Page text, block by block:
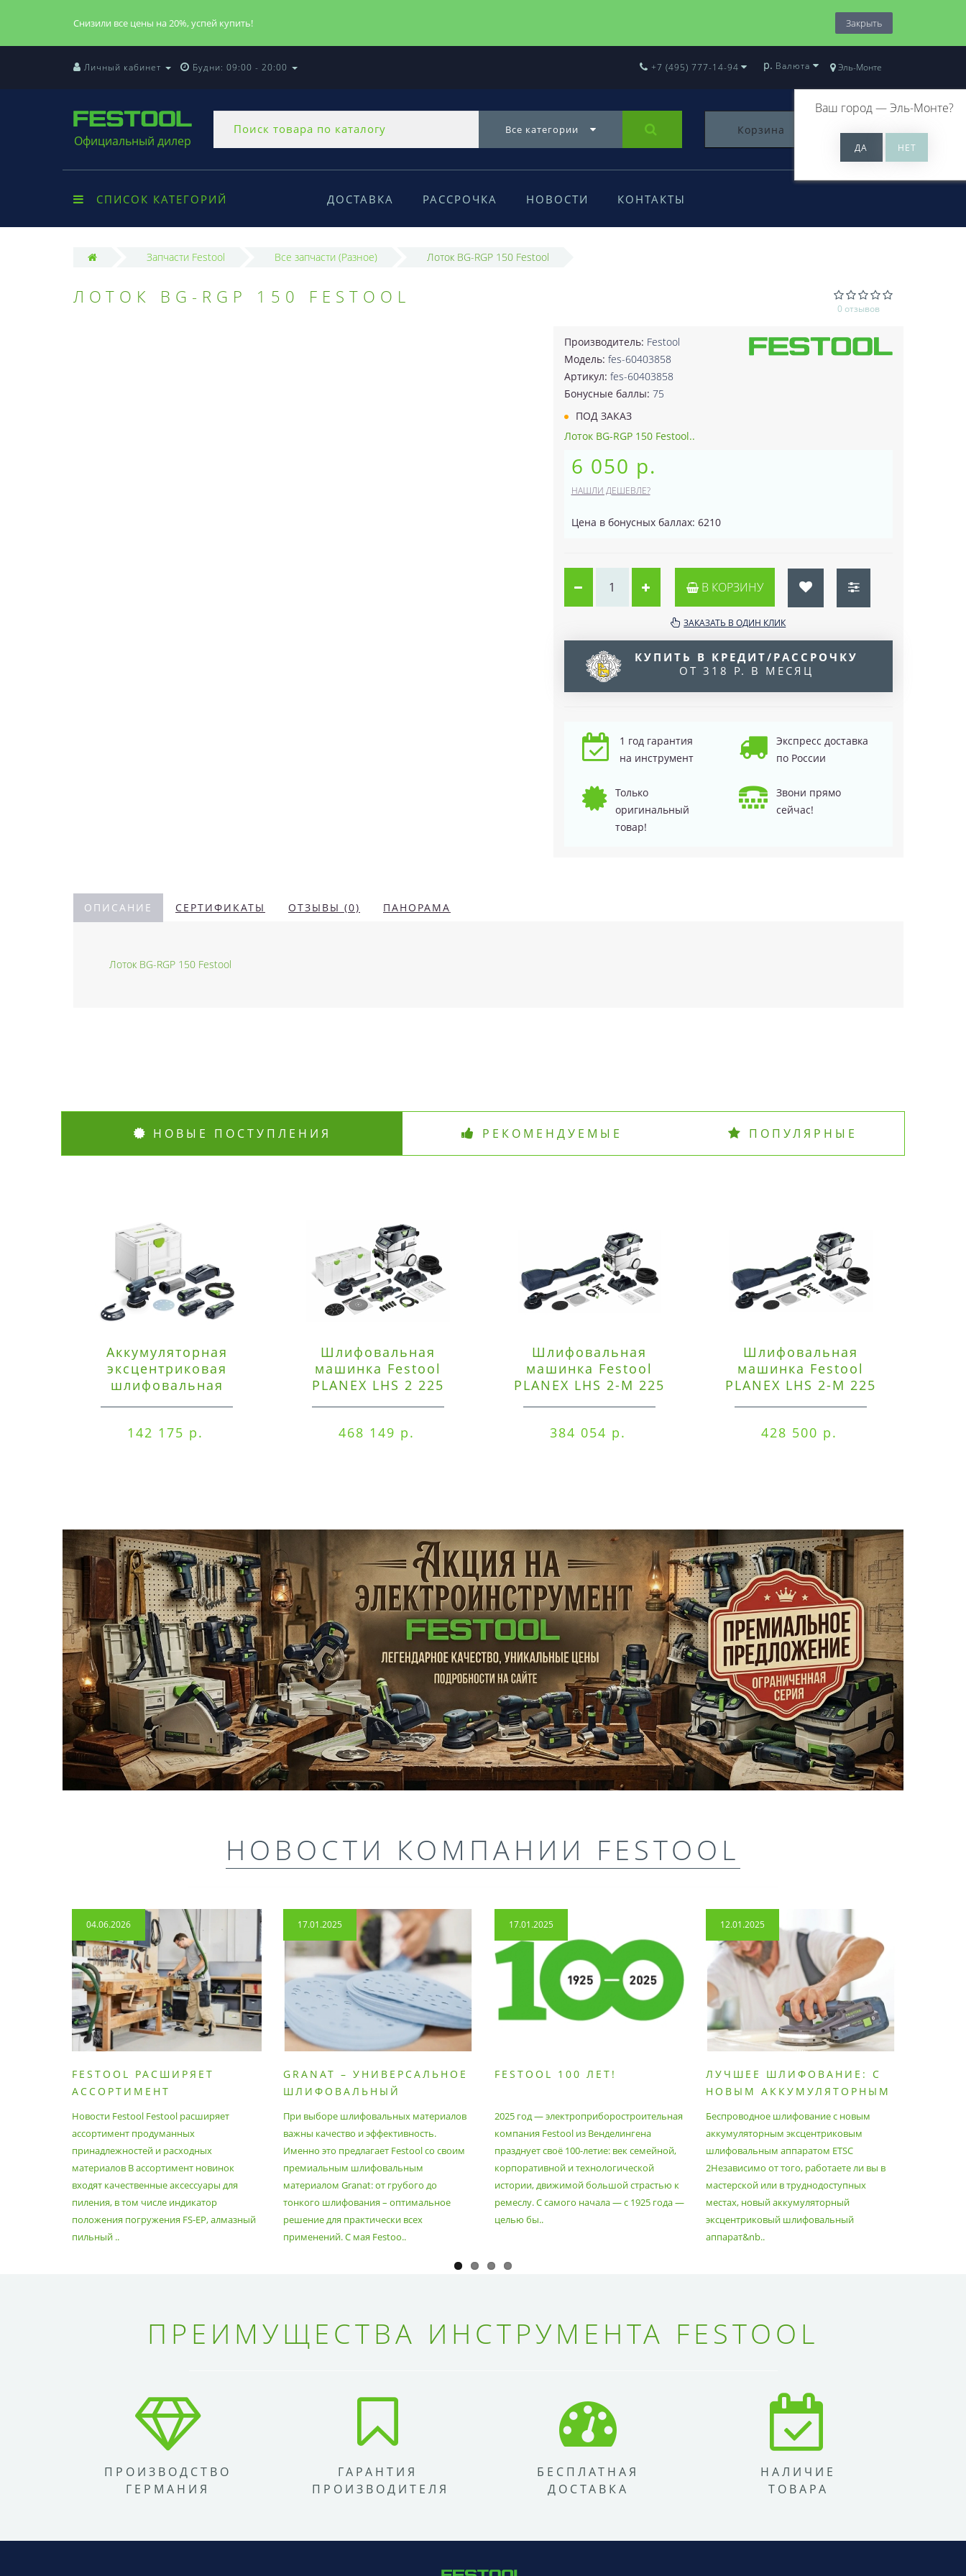
Снизили все цены на 20%, успей купить! Закрыть
Личный кабинет Будни: 09:00 - 20:00 Эль-Монте
Ваш город —Эль-Монте?
+7 (495) 777-14-94 р. Валюта
Официальный дилер
Все категории Корзина 0
СПИСОК КАТЕГОРИЙ ДОСТАВКА РАССРОЧКА НОВОСТИ КОНТАКТЫ
Запчасти Festool Все запчасти (Разное) Лоток BG-RGP 150 Festool
ЛОТОК BG-RGP 150 FESTOOL
0 отзывов
Производитель: Festool
Модель: fes-60403858
Артикул: fes-60403858
Бонусные баллы: 75
ПОД ЗАКАЗ
Лоток BG-RGP 150 Festool..
6 050 р.
НАШЛИ ДЕШЕВЛЕ?
Цена в бонусных баллах: 6210
В КОРЗИНУ
ЗАКАЗАТЬ В ОДИН КЛИК
КУПИТЬ В КРЕДИТ/РАССРОЧКУ
ОТ 318 Р. В МЕСЯЦ
1 год гарантия
на инструмент
Экспресс доставка
по России
Только
оригинальный
товар!
Звони прямо
сейчас!
ОПИСАНИЕ СЕРТИФИКАТЫ ОТЗЫВЫ (0) ПАНОРАМА
Лоток BG-RGP 150 Festool
НОВЫЕ ПОСТУПЛЕНИЯ РЕКОМЕНДУЕМЫЕ ПОПУЛЯРНЫЕ
Аккумуляторная
эксцентриковая
шлифовальная
142 175 р.
Шлифовальная
машинка Festool
PLANEX LHS 2 225
468 149 р.
Шлифовальная
машинка Festool
PLANEX LHS 2-M 225
384 054 р.
Шлифовальная
машинка Festool
PLANEX LHS 2-M 225
428 500 р.
НОВОСТИ КОМПАНИИ FESTOOL
04.06.2026
FESTOOL РАСШИРЯЕТ
АССОРТИМЕНТ
ПРИНАДЛЕЖНОСТЕЙ И
РАСХОДНЫХ МАТЕРИАЛОВ
Новости Festool Festool расширяет
ассортимент продуманных
принадлежностей и расходных
материалов В ассортимент новинок
входят качественные аксессуары для
пиления, в том числе индикатор
положения погружения FS-EP, алмазный
пильный ..
17.01.2025
GRANAT – УНИВЕРСАЛЬНОЕ
ШЛИФОВАЛЬНЫЙ
При выборе шлифовальных материалов
важны качество и эффективность.
Именно это предлагает Festool со своим
премиальным шлифовальным
материалом Granat: от грубого до
тонкого шлифования – оптимальное
решение для практически всех
применений. С мая Festoo..
17.01.2025
FESTOOL 100 ЛЕТ!
2025 год — электроприборостроительная
компания Festool из Венделингена
празднует своё 100-летие: век семейной,
корпоративной и технологической
истории, движимой большой страстью к
ремеслу. С самого начала — с 1925 года —
целью бы..
12.01.2025
ЛУЧШЕЕ ШЛИФОВАНИЕ: С
НОВЫМ АККУМУЛЯТОРНЫМ
АППАРАТОМ ETSC2
Беспроводное шлифование с новым
аккумуляторным эксцентриковым
шлифовальным аппаратом ETSC
2Независимо от того, работаете ли вы в
мастерской или в труднодоступных
местах, новый аккумуляторный
эксцентриковый шлифовальный
аппарат&nb..
ПРЕИМУЩЕСТВА ИНСТРУМЕНТА FESTOOL
ПРОИЗВОДСТВО
ГЕРМАНИЯ
ГАРАНТИЯ
ПРОИЗВОДИТЕЛЯ
БЕСПЛАТНАЯ
ДОСТАВКА
НАЛИЧИЕ
ТОВАРА